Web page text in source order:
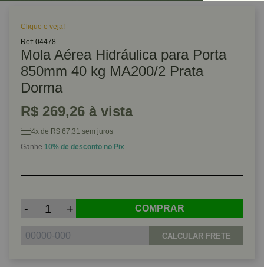
Clique e veja!
Ref: 04478
Mola Aérea Hidráulica para Porta
850mm 40 kg MA200/2 Prata
Dorma
R$ 269,26 à vista
4x de R$ 67,31 sem juros
Ganhe 10% de desconto no Pix
- + COMPRAR
CALCULAR FRETE